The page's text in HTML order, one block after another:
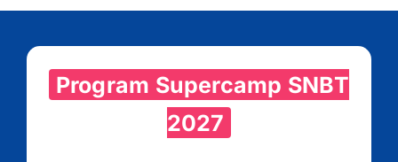
Program Supercamp SNBT
2027